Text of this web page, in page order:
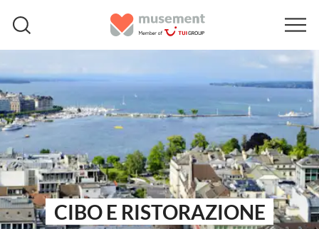
CIBO E RISTORAZIONE